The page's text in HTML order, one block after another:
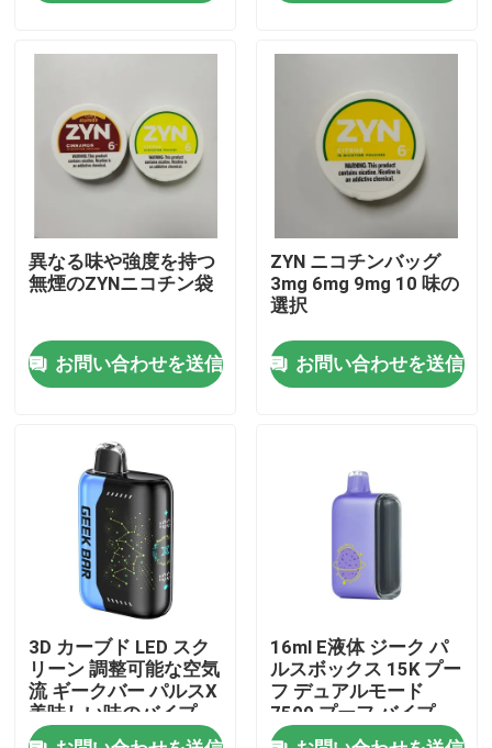
プロダクト
ビデオ
工場旅行
品質管理
私達に連絡しなさい
ニュース
Vapeの使い捨て可能なペン
CBD使い捨て可能なVapeの装置
異なる味や強度を持つ
無煙のZYNニコチン袋
お問い合わせを送信
ZYN ニコチンバッグ
3mg 6mg 9mg 10 味の
選択
お問い合わせを送信
3D カーブド LED スク
リーン 調整可能な空気
流 ギークバー パルスX
美味しい味のバイプ
16ml E液体 ジーク パ
ルスボックス 15K プー
フ デュアルモード
7500 プーフ バイプ